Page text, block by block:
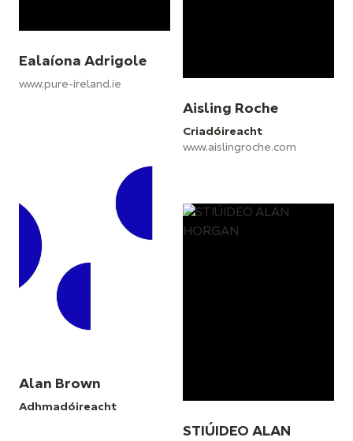
Ealaíona Adrigole
www.pure-ireland.ie
Aisling Roche
Criadóireacht
www.aislingroche.com
Alan Brown
Adhmadóireacht
STIÚIDEO ALAN